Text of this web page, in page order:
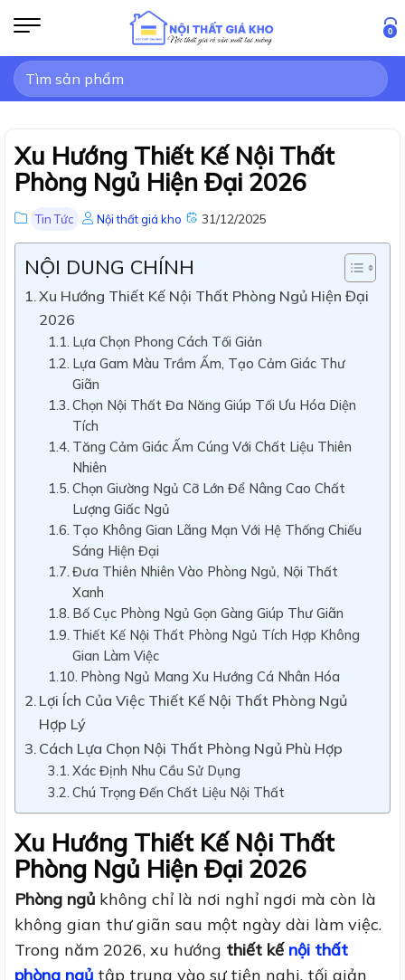
qua
nội
dung
0
Tìm
kiếm:
Xu Hướng Thiết Kế Nội Thất
Phòng Ngủ Hiện Đại 2026
Tin Tức Nội thất giá kho 31/12/2025
NỘI DUNG CHÍNH
Xu Hướng Thiết Kế Nội Thất Phòng Ngủ Hiện Đại
2026
Lựa Chọn Phong Cách Tối Giản
Lựa Gam Màu Trầm Ấm, Tạo Cảm Giác Thư
Giãn
Chọn Nội Thất Đa Năng Giúp Tối Ưu Hóa Diện
Tích
Tăng Cảm Giác Ấm Cúng Với Chất Liệu Thiên
Nhiên
Chọn Giường Ngủ Cỡ Lớn Để Nâng Cao Chất
Lượng Giấc Ngủ
Tạo Không Gian Lãng Mạn Với Hệ Thống Chiếu
Sáng Hiện Đại
Đưa Thiên Nhiên Vào Phòng Ngủ, Nội Thất
Xanh
Bố Cục Phòng Ngủ Gọn Gàng Giúp Thư Giãn
Thiết Kế Nội Thất Phòng Ngủ Tích Hợp Không
Gian Làm Việc
Phòng Ngủ Mang Xu Hướng Cá Nhân Hóa
Lợi Ích Của Việc Thiết Kế Nội Thất Phòng Ngủ
Hợp Lý
Cách Lựa Chọn Nội Thất Phòng Ngủ Phù Hợp
Xác Định Nhu Cầu Sử Dụng
Chú Trọng Đến Chất Liệu Nội Thất
Xu Hướng Thiết Kế Nội Thất
Phòng Ngủ Hiện Đại 2026
Phòng ngủ không chỉ là nơi nghỉ ngơi mà còn là
không gian thư giãn sau một ngày dài làm việc.
Trong năm 2026, xu hướng thiết kếnội thất
phòng ngủ tập trung vào sự tiện nghi, tối giản